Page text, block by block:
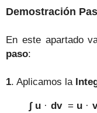
Demostración
En este apartado
paso:
1. Aplicamos la
∫ u · dv = u · v